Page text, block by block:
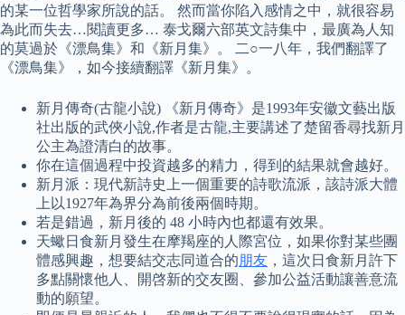
的某一位哲學家所說的話。 然而當你陷入感情之中，就很容易
為此而失去…閱讀更多… 泰戈爾六部英文詩集中，最廣為人知
的莫過於《漂鳥集》和《新月集》。 二○一八年，我們翻譯了
《漂鳥集》，如今接續翻譯《新月集》。
新月傳奇(古龍小說) 《新月傳奇》是1993年安徽文藝出版
社出版的武俠小說,作者是古龍,主要講述了楚留香尋找新月
公主為證清白的故事。
你在這個過程中投資越多的精力，得到的結果就會越好。
新月派：現代新詩史上一個重要的詩歌流派，該詩派大體
上以1927年為界分為前後兩個時期。
若是錯過，新月後的 48 小時內也都還有效果。
天蠍日食新月發生在摩羯座的人際宮位，如果你對某些團
體感興趣，想要結交志同道合的朋友 ，這次日食新月許下
多點關懷他人、開啓新的交友圈、參加公益活動讓善意流
動的願望。